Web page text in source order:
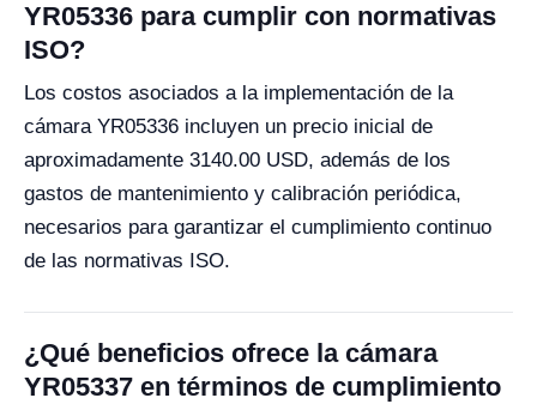
YR05336 para cumplir con normativas
ISO?
Los costos asociados a la implementación de la
cámara YR05336 incluyen un precio inicial de
aproximadamente 3140.00 USD, además de los
gastos de mantenimiento y calibración periódica,
necesarios para garantizar el cumplimiento continuo
de las normativas ISO.
¿Qué beneficios ofrece la cámara
YR05337 en términos de cumplimiento